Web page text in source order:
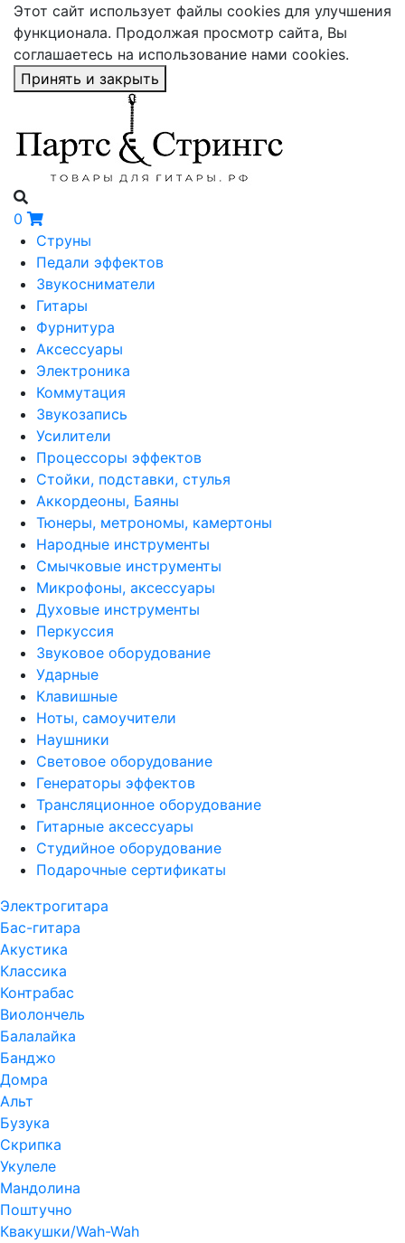
Этот сайт использует файлы cookies для улучшения
функционала. Продолжая просмотр сайта, Вы
соглашаетесь на использование нами cookies.
Принять и закрыть
0
Струны
Педали эффектов
Звукосниматели
Гитары
Фурнитура
Аксессуары
Электроника
Коммутация
Звукозапись
Усилители
Процессоры эффектов
Стойки, подставки, стулья
Аккордеоны, Баяны
Тюнеры, метрономы, камертоны
Народные инструменты
Смычковые инструменты
Микрофоны, аксессуары
Духовые инструменты
Перкуссия
Звуковое оборудование
Ударные
Клавишные
Ноты, самоучители
Наушники
Световое оборудование
Генераторы эффектов
Трансляционное оборудование
Гитарные аксессуары
Студийное оборудование
Подарочные сертификаты
Электрогитара
Бас-гитара
Акустика
Классика
Контрабас
Виолончель
Балалайка
Банджо
Домра
Альт
Бузука
Скрипка
Укулеле
Мандолина
Поштучно
Квакушки/Wah-Wah